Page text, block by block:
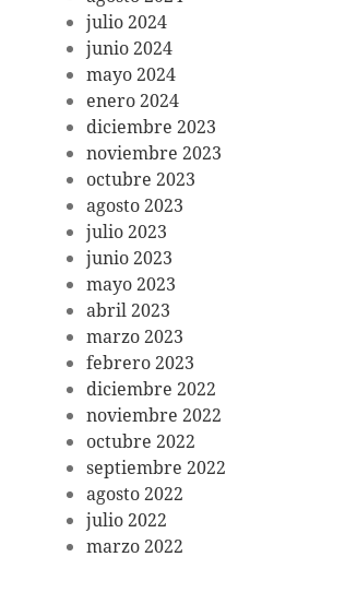
julio 2024
junio 2024
mayo 2024
enero 2024
diciembre 2023
noviembre 2023
octubre 2023
agosto 2023
julio 2023
junio 2023
mayo 2023
abril 2023
marzo 2023
febrero 2023
diciembre 2022
noviembre 2022
octubre 2022
septiembre 2022
agosto 2022
julio 2022
marzo 2022